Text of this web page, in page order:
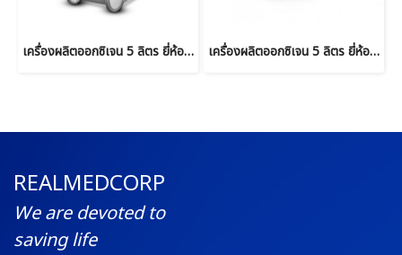
เครื่องผลิตออกซิเจน 5 ลิตร ยี่ห้อ Yuwell รุ่น 9F-5AW เครื่องผลิตออกซิเจน 5 ลิตร ยี่ห้อ Yuwell รุ่น 8F-5AW
REALMEDCORP
We are devoted to
saving life